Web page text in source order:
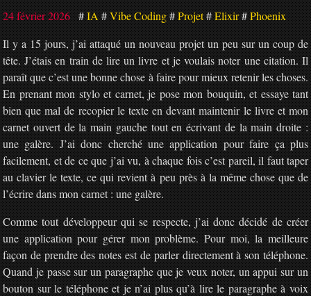
24 février 2026 IA Vibe Coding Projet Elixir
Phoenix
Il y a 15 jours, j’ai attaqué un nouveau projet un peu sur un coup de
tête. J’étais en train de lire un livre et je voulais noter une citation. Il
paraît que c’est une bonne chose à faire pour mieux retenir les choses.
En prenant mon stylo et carnet, je pose mon bouquin, et essaye tant
bien que mal de recopier le texte en devant maintenir le livre et mon
carnet ouvert de la main gauche tout en écrivant de la main droite :
une galère. J’ai donc cherché une application pour faire ça plus
facilement, et de ce que j’ai vu, à chaque fois c’est pareil, il faut taper
au clavier le texte, ce qui revient à peu près à la même chose que de
l’écrire dans mon carnet : une galère.
Comme tout développeur qui se respecte, j’ai donc décidé de créer
une application pour gérer mon problème. Pour moi, la meilleure
façon de prendre des notes est de parler directement à son téléphone.
Quand je passe sur un paragraphe que je veux noter, un appui sur un
bouton sur le téléphone et je n’ai plus qu’à lire le paragraphe à voix